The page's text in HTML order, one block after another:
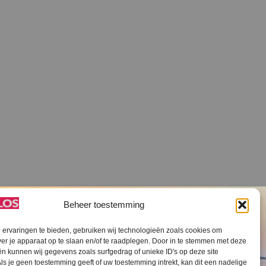
Beheer toestemming
ervaringen te bieden, gebruiken wij technologieën zoals cookies om
je apparaat op te slaan en/of te raadplegen. Door in te stemmen met deze
kunnen wij gegevens zoals surfgedrag of unieke ID's op deze site
je geen toestemming geeft of uw toestemming intrekt, kan dit een nadelige